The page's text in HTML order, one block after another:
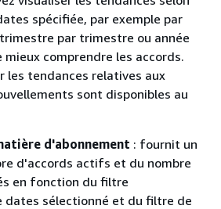
spécifiée, par exemple par
par trimestre ou année
mieux comprendre les accords.
les tendances relatives aux
sont disponibles au
d'abonnement : fournit un
d'accords actifs et du nombre
en fonction du filtre
dates sélectionné et du filtre de